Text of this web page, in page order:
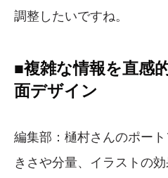
調整したいですね。
■複雑な情報を直感
面デザイン
編集部：樋村さんのポー
きさや分量、イラストの